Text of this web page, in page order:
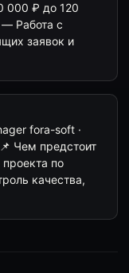
000 ₽ до 120
Работа с
заявок и
fora-soft ·
Чем предстоит
по
качества,